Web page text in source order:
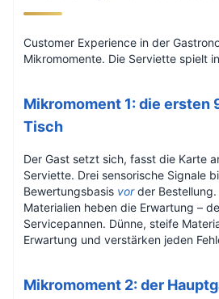
Customer Experience in der
Mikromomente. Die Serviette spielt
Mikromoment 1: die ersten
Tisch
Der Gast setzt sich, fasst die Karte
Serviette. Drei sensorische Signale
Bewertungsbasis vorder
Materialien heben die Erwartung –
Servicepannen. Dünne, steife
Erwartung und verstärken jeden
Mikromoment 2: der